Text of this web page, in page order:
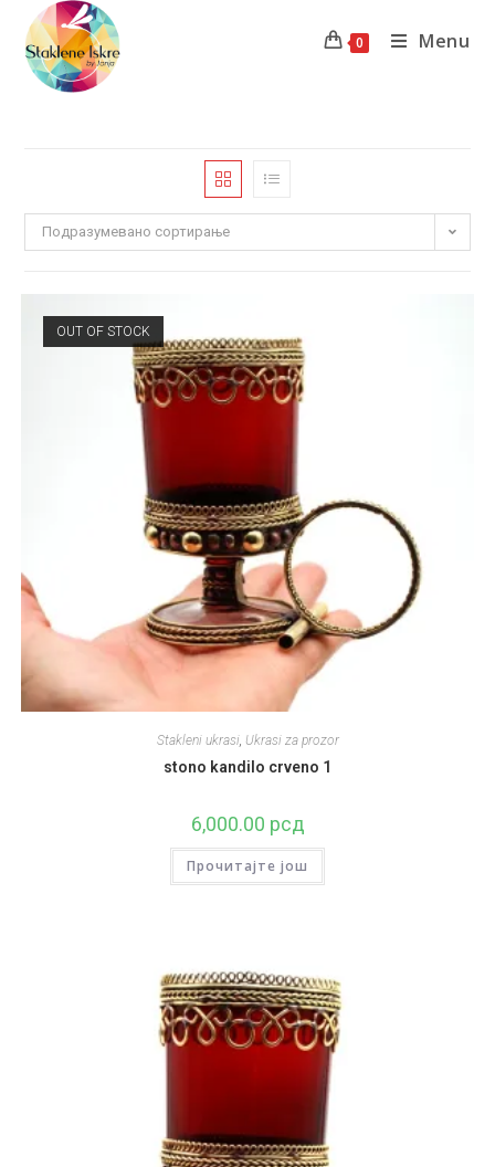
0 Menu
Подразумевано сортирање
OUT OF STOCK
Stakleni ukrasi, Ukrasi za prozor
stono kandilo crveno 1
6,000.00 рсд
Прочитајте још